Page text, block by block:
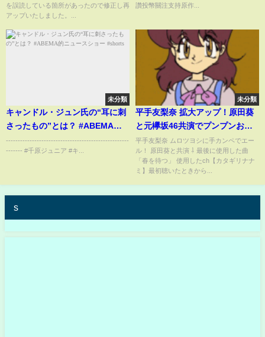
を誤読している箇所があったので修正し再
アップいたしました。...
讚投幣關注支持原作...
未分類
キャンドル・ジュン氏の“耳に刺
さったもの”とは？ #ABEMA的
ニュースショー #shorts
----------------------------------------------------
------- #千原ジュニア #キ...
未分類
平手友梨奈 拡大アップ！原田葵
と元欅坂46共演でプンプンおこ
披露！
平手友梨奈 ムロツヨシに手カンペでエー
ル！ 原田葵と共演 ⇩ 最後に使用した曲
「春を待つ」 使用したch【カタギリナナ
ミ】最初聴いたときから...
s